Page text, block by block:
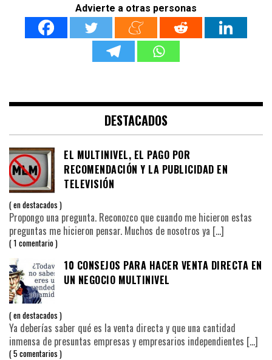
Advierte a otras personas
DESTACADOS
EL MULTINIVEL, EL PAGO POR
RECOMENDACIÓN Y LA PUBLICIDAD EN
TELEVISIÓN
endestacados
Propongo una pregunta. Reconozco que cuando me hicieron estas
preguntas me hicieron pensar. Muchos de nosotros ya […]
1 comentario
10 CONSEJOS PARA HACER VENTA DIRECTA EN
UN NEGOCIO MULTINIVEL
endestacados
Ya deberías saber qué es la venta directa y que una cantidad
inmensa de presuntas empresas y empresarios independientes […]
5 comentarios